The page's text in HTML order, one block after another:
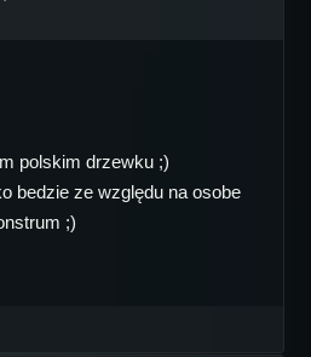
polskim drzewku ;)
bedzie ze względu na osobe
;)